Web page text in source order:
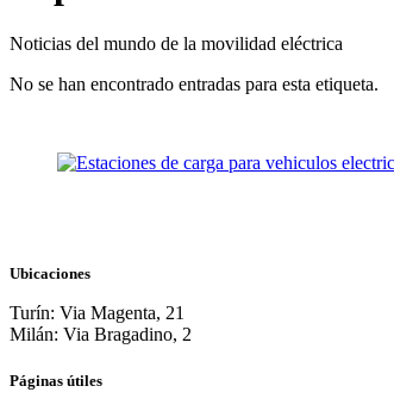
Noticias del mundo de la movilidad eléctrica
No se han encontrado entradas para esta etiqueta.
Ubicaciones
Turín: Via Magenta, 21
Milán: Via Bragadino, 2
Páginas útiles